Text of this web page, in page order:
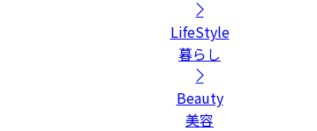
LifeStyle
暮らし
Beauty
美容